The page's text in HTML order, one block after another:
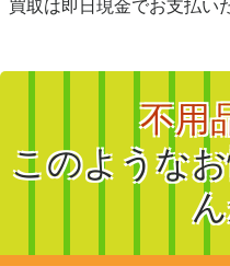
買取は即日現金でお支払い
不用
このような